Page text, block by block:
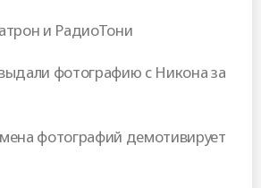
и РадиоТони
фотографию с Никона за
фотографий демотивирует